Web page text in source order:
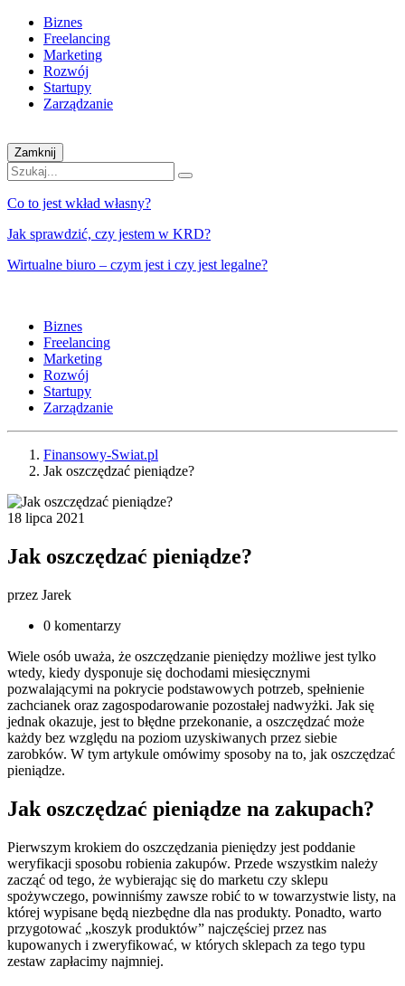
Biznes
Freelancing
Marketing
Rozwój
Startupy
Zarządzanie
Zamknij
Co to jest wkład własny?
Jak sprawdzić, czy jestem w KRD?
Wirtualne biuro – czym jest i czy jest legalne?
Biznes
Freelancing
Marketing
Rozwój
Startupy
Zarządzanie
Finansowy-Swiat.pl
Jak oszczędzać pieniądze?
18 lipca 2021
Jak oszczędzać pieniądze?
przez Jarek
0 komentarzy
Wiele osób uważa, że oszczędzanie pieniędzy możliwe jest tylko
wtedy, kiedy dysponuje się dochodami miesięcznymi
pozwalającymi na pokrycie podstawowych potrzeb, spełnienie
zachcianek oraz zagospodarowanie pozostałej nadwyżki. Jak się
jednak okazuje, jest to błędne przekonanie, a oszczędzać może
każdy bez względu na poziom uzyskiwanych przez siebie
zarobków. W tym artykule omówimy sposoby na to, jak oszczędzać
pieniądze.
Jak oszczędzać pieniądze na zakupach?
Pierwszym krokiem do oszczędzania pieniędzy jest poddanie
weryfikacji sposobu robienia zakupów. Przede wszystkim należy
zacząć od tego, że wybierając się do marketu czy sklepu
spożywczego, powinniśmy zawsze robić to w towarzystwie listy, na
której wypisane będą niezbędne dla nas produkty. Ponadto, warto
przygotować „koszyk produktów” najczęściej przez nas
kupowanych i zweryfikować, w których sklepach za tego typu
zestaw zapłacimy najmniej.